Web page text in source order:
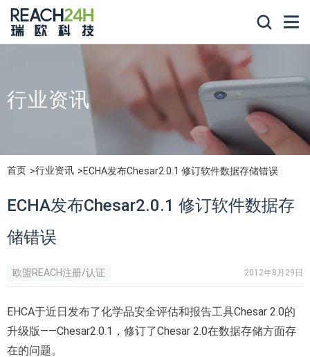
行业资讯
首页 行业资讯 ECHA发布Chesar2.0.1 修订软件数据存储错误
ECHA发布Chesar2.0.1 修订软件数据存
储错误
欧盟REACH注册/认证 2012年8月29日
EHCA于近日发布了化学品安全评估和报告工具Chesar 2.0的
升级版——Chesar2.0.1，修订了Chesar 2.0在数据存储方面存
在的问题。